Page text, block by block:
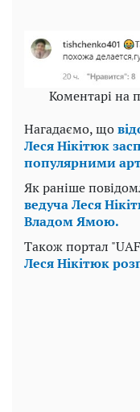
Коментарі на
Нагадаємо, що
Леся Нікітюк
популярними
Як раніше
ведуча Леся
Владом Ямою.
Також портал
Леся Нікітюк